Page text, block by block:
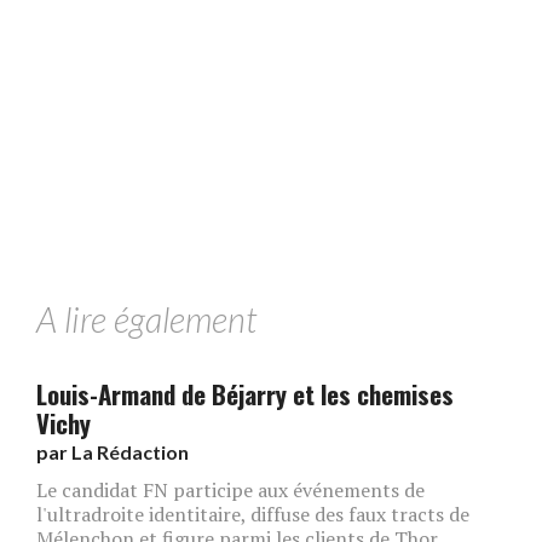
A lire également
Louis-Armand de Béjarry et les chemises
Vichy
par La Rédaction
Le candidat FN participe aux événements de
l'ultradroite identitaire, diffuse des faux tracts de